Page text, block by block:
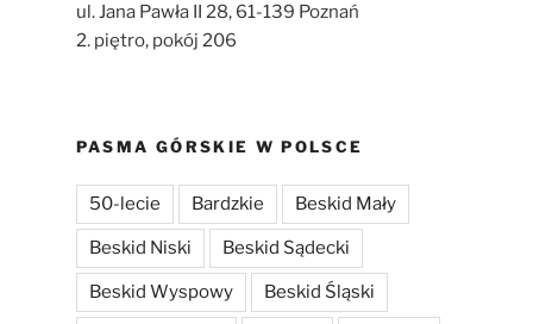
ul. Jana Pawła II 28, 61-139 Poznań
2. piętro, pokój 206
PASMA GÓRSKIE W POLSCE
50-lecie Bardzkie Beskid Mały
Beskid Niski Beskid Sądecki
Beskid Wyspowy Beskid Śląski